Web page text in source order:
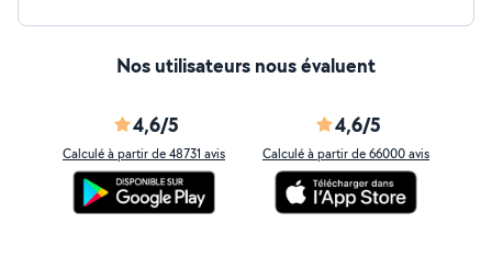
Nos utilisateurs nous évaluent
4,6/5
Calculé à partir de 48731 avis
4,6/5
Calculé à partir de 66000 avis